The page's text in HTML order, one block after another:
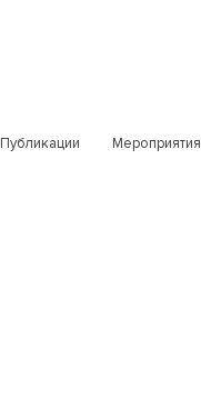
Публикации Мероприятия